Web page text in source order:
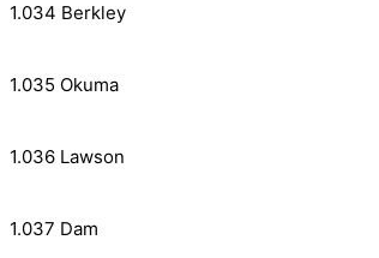
1.034 Berkley
1.035 Okuma
1.036 Lawson
1.037 Dam